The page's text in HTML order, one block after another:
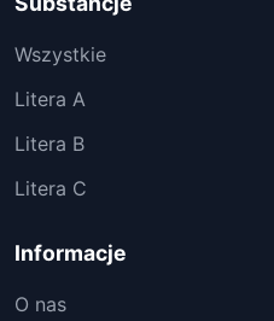
Wszystkie
Litera A
Litera B
Litera C
Informacje
O nas